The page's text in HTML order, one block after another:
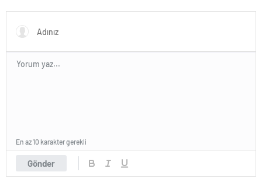
olabileceğini gösteriyor
Gönder
En az 10 karakter gerekli